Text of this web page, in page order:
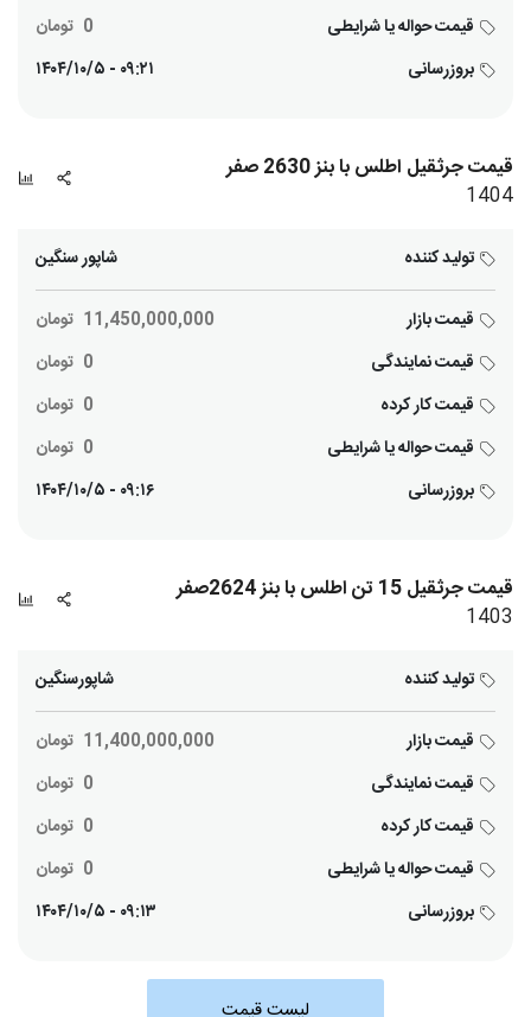
قیمت حواله یا شرایطی
0 تومان
بروزرسانی
۰۹:۲۱ - ۱۴۰۴/۱۰/۵
قیمت جرثقیل اطلس با بنز 2630 صفر
1404
تولید کننده شاپور سنگین
قیمت بازار 11,450,000,000 تومان
قیمت نمایندگی
0 تومان
قیمت کار کرده
0 تومان
قیمت حواله یا شرایطی
0 تومان
بروزرسانی
۰۹:۱۶ - ۱۴۰۴/۱۰/۵
قیمت جرثقیل 15 تن اطلس با بنز 2624صفر
1403
تولید کننده شاپورسنگین
قیمت بازار 11,400,000,000 تومان
قیمت نمایندگی
0 تومان
قیمت کار کرده
0 تومان
قیمت حواله یا شرایطی
0 تومان
بروزرسانی
۰۹:۱۳ - ۱۴۰۴/۱۰/۵
لیست قیمت